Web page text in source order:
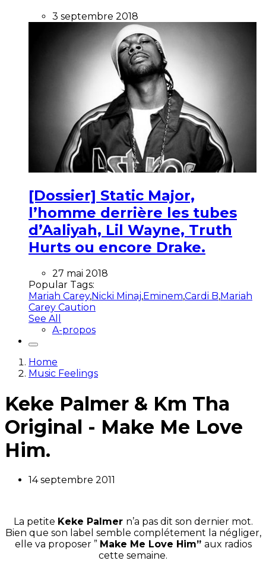
3 septembre 2018
[Dossier] Static Major,
l’homme derrière les tubes
d’Aaliyah, Lil Wayne, Truth
Hurts ou encore Drake.
27 mai 2018
Popular Tags:
Mariah Carey,Nicki Minaj,Eminem,Cardi B,Mariah
Carey Caution
See All
A-propos
Home
Music Feelings
Keke Palmer & Km Tha
Original - Make Me Love
Him.
14 septembre 2011
La petite Keke Palmer n’a pas dit son dernier mot.
Bien que son label semble complétement la négliger,
elle va proposer ” Make Me Love Him” aux radios
cette semaine.